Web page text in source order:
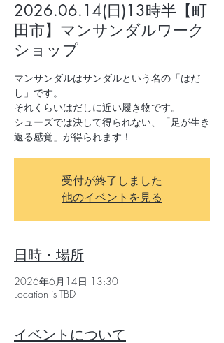
2026.06.14(日)13時半【町
田市】マンサンダルワーク
ショップ
マンサンダルはサンダルという名の「はだ
し」です。
それくらいはだしに近い履き物です。
シューズでは決して得られない、「足が生き
返る感覚」が得られます！
受付が終了しました
他のイベントを見る
日時・場所
2026年6月14日 13:30
Location is TBD
イベントについて